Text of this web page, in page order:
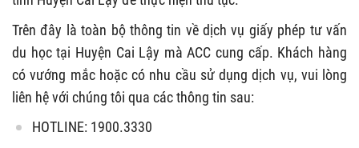
Trên đây là toàn bộ thông tin về dịch vụ giấy phép tư vấn
du học tại Huyện Cai Lậy mà ACC cung cấp. Khách hàng
có vướng mắc hoặc có nhu cầu sử dụng dịch vụ, vui lòng
liên hệ với chúng tôi qua các thông tin sau:
HOTLINE: 1900.3330